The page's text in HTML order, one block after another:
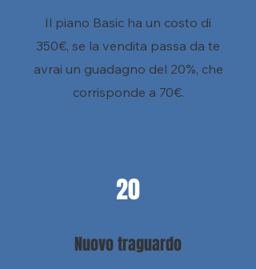
Il piano Basic ha un costo di
350€, se la vendita passa da te
avrai un guadagno del 20%, che
corrisponde a 70€.
Nuovo traguardo
20